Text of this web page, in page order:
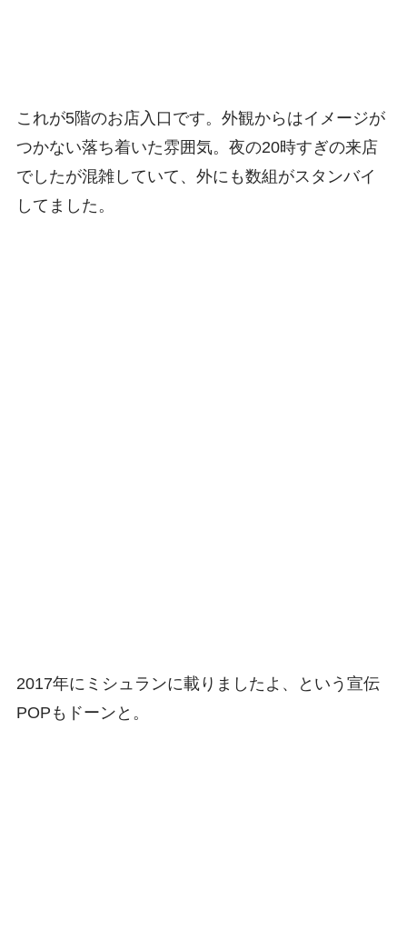
これが5階のお店入口です。外観からはイメージが
つかない落ち着いた雰囲気。夜の20時すぎの来店
でしたが混雑していて、外にも数組がスタンバイ
してました。
2017年にミシュランに載りましたよ、という宣伝
POPもドーンと。